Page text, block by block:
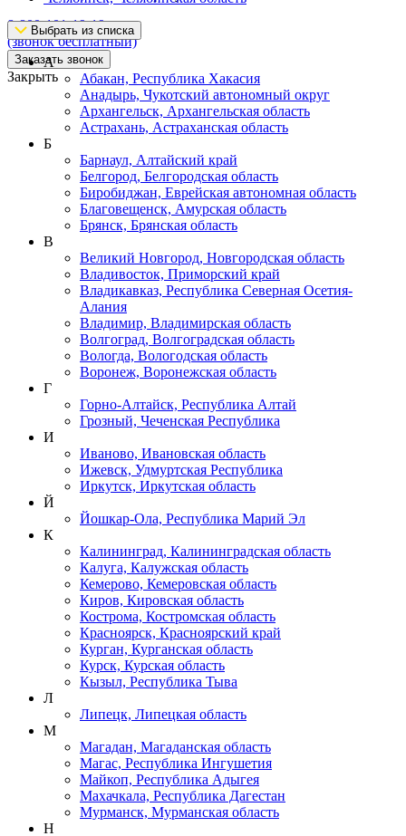
8-800-101-19-19
(звонок бесплатный)
Заказать звонок
Закрыть
Выбрать из списка
А
Абакан, Республика Хакасия
Анадырь, Чукотский автономный округ
Архангельск, Архангельская область
Астрахань, Астраханская область
Б
Барнаул, Алтайский край
Белгород, Белгородская область
Биробиджан, Еврейская автономная область
Благовещенск, Амурская область
Брянск, Брянская область
В
Великий Новгород, Новгородская область
Владивосток, Приморский край
Владикавказ, Республика Северная Осетия-
Алания
Владимир, Владимирская область
Волгоград, Волгоградская область
Вологда, Вологодская область
Воронеж, Воронежская область
Г
Горно-Алтайск, Республика Алтай
Грозный, Чеченская Республика
И
Иваново, Ивановская область
Ижевск, Удмуртская Республика
Иркутск, Иркутская область
Й
Йошкар-Ола, Республика Марий Эл
К
Калининград, Калининградская область
Калуга, Калужская область
Кемерово, Кемеровская область
Киров, Кировская область
Кострома, Костромская область
Красноярск, Красноярский край
Курган, Курганская область
Курск, Курская область
Кызыл, Республика Тыва
Л
Липецк, Липецкая область
М
Магадан, Магаданская область
Магас, Республика Ингушетия
Майкоп, Республика Адыгея
Махачкала, Республика Дагестан
Мурманск, Мурманская область
Н